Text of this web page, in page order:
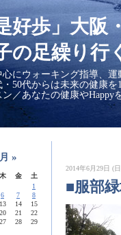
好歩」大
の足繰り行
心にウォーキング指導、
・50代からは未来の健康
／あなたの健康や
»
木 金
土
1
6 7
8
13 14
15
20 21
22
27 28
29
2014年6月29日 (
■服部